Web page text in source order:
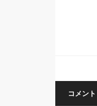
コメント